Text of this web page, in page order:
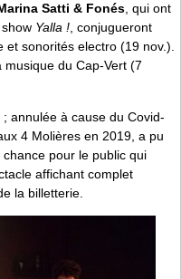
Satti & Fonés , qui ont
Yalla ! , conjugueront
sonorités electro (19 nov.).
du Cap-Vert (7
annulée à cause du Covid-
4 Molières en 2019, a pu
pour le public qui
affichant complet
la billetterie.